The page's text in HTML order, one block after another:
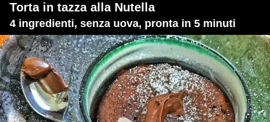
Torta in tazza alla Nutella
4 ingredienti, senza uova, pronta in 5 minuti